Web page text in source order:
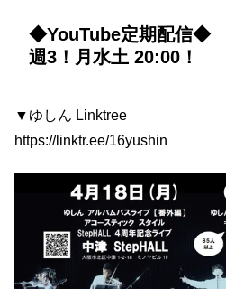
◆YouTube定期配信◆
週3！月水土 20:00！
▼ゆしん Linktree
https://linktr.ee/16yushin